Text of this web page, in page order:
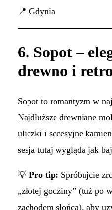
📍 Gdynia
6. Sopot –
drewno i
Sopot to romantyzm w
Najdłuższe drewniane
uliczki i secesyjne
sesja tutaj wygląda jak
💡 Pro tip: Spróbujcie
„złotej godziny” (tuż po
zachodem słońca), aby